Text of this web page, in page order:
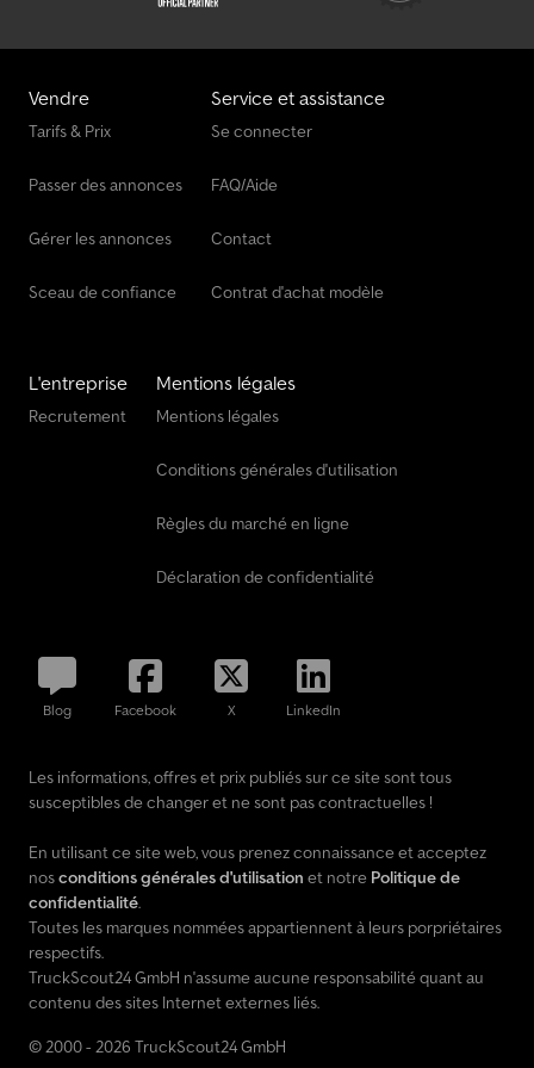
Vendre
Tarifs & Prix
Passer des annonces
Gérer les annonces
Sceau de confiance
Service et assistance
Se connecter
FAQ/Aide
Contact
Contrat d'achat modèle
L'entreprise
Recrutement
Mentions légales
Mentions légales
Conditions générales d'utilisation
Règles du marché en ligne
Déclaration de confidentialité
Blog Facebook X LinkedIn
Les informations, offres et prix publiés sur ce site sont tous
susceptibles de changer et ne sont pas contractuelles !
En utilisant ce site web, vous prenez connaissance et acceptez
nosconditions générales d'utilisation et notre Politique de
confidentialité.
Toutes les marques nommées appartiennent à leurs porpriétaires
respectifs.
TruckScout24 GmbH n'assume aucune responsabilité quant au
contenu des sites Internet externes liés.
© 2000 - 2026 TruckScout24 GmbH